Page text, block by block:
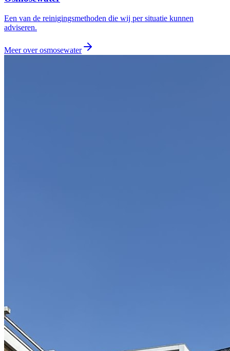
Een van de reinigingsmethoden die wij per situatie kunnen
adviseren.
Meer overosmosewater